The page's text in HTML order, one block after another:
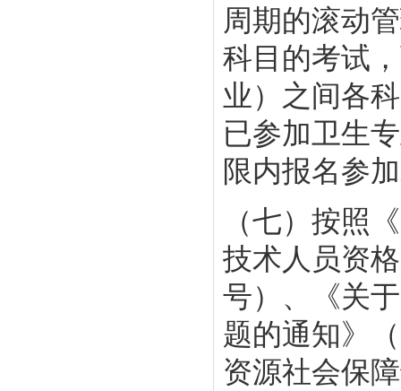
周期的滚动
科目的考试
业）之间各
已参加卫生
限内报名参
（七）按照
技术人员资
号）、《关
题的通知》
资源社会保